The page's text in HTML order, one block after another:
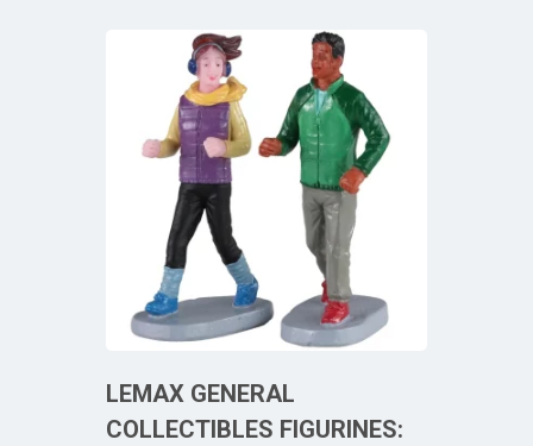
LEMAX GENERAL
COLLECTIBLES FIGURINES: